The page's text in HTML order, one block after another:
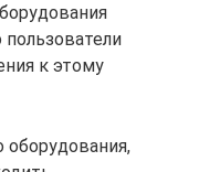
к этому
оборудования,